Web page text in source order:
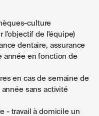
culture
l'objectif de l'équipe)
dentaire, assurance
année en fonction de
en cas de semaine de
sans activité
- travail à domicile un